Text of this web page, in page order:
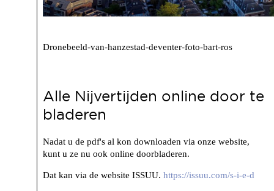
Dronebeeld-van-hanzestad-deventer-foto-bart-ros
Alle Nijvertijden online door te
bladeren
Nadat u de pdf's al kon downloaden via onze website,
kunt u ze nu ook online doorbladeren.
Dat kan via de website ISSUU. https://issuu.com/s-i-e-d